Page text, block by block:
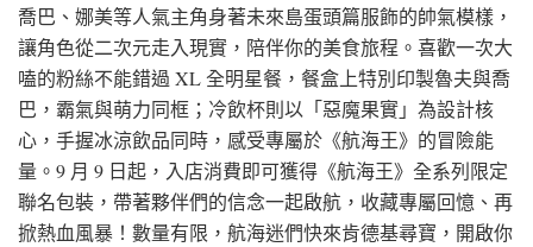
喬巴、娜美等人氣主角身著未來島蛋頭篇服飾的帥氣模樣，
讓角色從二次元走入現實，陪伴你的美食旅程。喜歡一次大
嗑的粉絲不能錯過 XL 全明星餐，餐盒上特別印製魯夫與喬
巴，霸氣與萌力同框；冷飲杯則以「惡魔果實」為設計核
心，手握冰涼飲品同時，感受專屬於《航海王》的冒險能
量。9 月 9 日起，入店消費即可獲得《航海王》全系列限定
聯名包裝，帶著夥伴們的信念一起啟航，收藏專屬回憶、再
掀熱血風暴！數量有限，航海迷們快來肯德基尋寶，開啟你